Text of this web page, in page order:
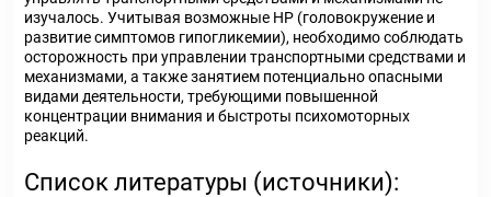
изучалось. Учитывая возможные HP (головокружение и
развитие симптомов гипогликемии), необходимо соблюдать
осторожность при управлении транспортными средствами и
механизмами, а также занятием потенциально опасными
видами деятельности, требующими повышенной
концентрации внимания и быстроты психомоторных
реакций.
Список литературы (источники):